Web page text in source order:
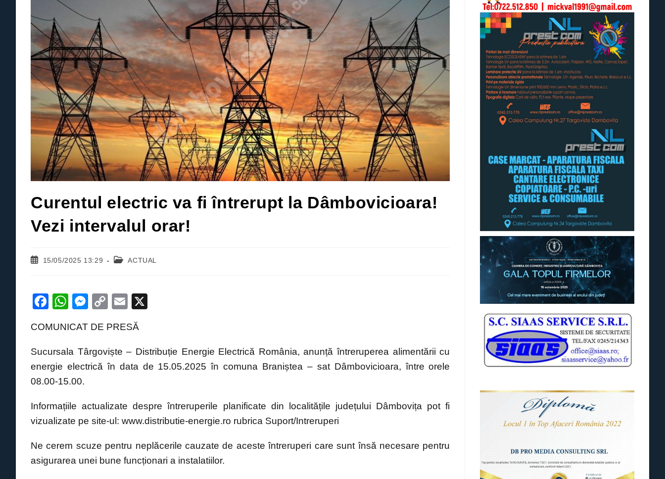
Curentul electric va fi întrerupt la Dâmbovicioara!
Vezi intervalul orar!
Post15/05/2025 13:29
PostACTUAL
F
c
e
b
o
k
W
at
s
A
p
M
ss
e
n
C
p
y
Li
E
m
ail
COMUNICAT DE PRESĂ
Sucursala Târgoviște – Distribuție Energie Electrică România, anunță întreruperea alimentării cu
energie electrică în data de 15.05.2025 în comuna Braniștea – sat Dâmbovicioara, între orele
08.00-15.00.
Informațiile actualizate despre întreruperile planificate din localitățile județului Dâmbovița pot fi
vizualizate pe site-ul: www.distributie-energie.ro rubrica Suport/Intreruperi
Ne cerem scuze pentru neplăcerile cauzate de aceste întreruperi care sunt însă necesare pentru
asigurarea unei bune funcționari a instalatiilor.